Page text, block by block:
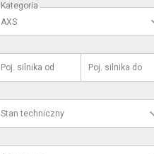
Kategoria
AXS
Poj. silnika od Poj. silnika do
Stan techniczny